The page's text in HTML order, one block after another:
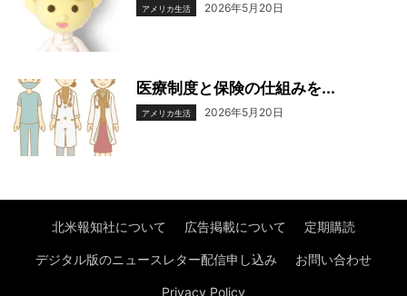
アメリカ生活 2026年5月20日
医療制度と保険の仕組みを...
アメリカ生活 2026年5月20日
北米報知社について 広告掲載について 定期購読
デジタル版のニュースレター配信申し込み お問い合わせ
Privacy Policy